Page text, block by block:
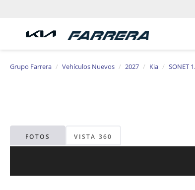
Grupo Farrera Vehículos Nuevos 2027 Kia SONET
FOTOS VISTA 360